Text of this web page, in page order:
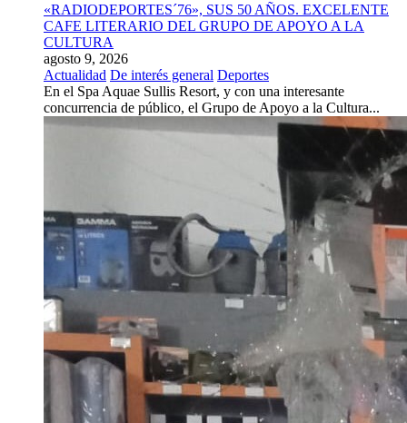
«RADIODEPORTES´76», SUS 50 AÑOS. EXCELENTE
CAFE LITERARIO DEL GRUPO DE APOYO A LA
CULTURA
agosto 9, 2026
Actualidad De interés general Deportes
En el Spa Aquae Sullis Resort, y con una interesante
concurrencia de público, el Grupo de Apoyo a la Cultura...